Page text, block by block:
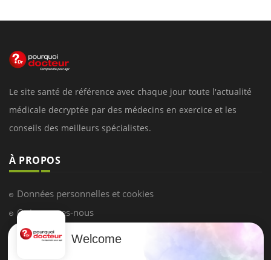
Le site santé de référence avec chaque jour toute l'actualité
médicale decryptée par des médecins en exercice et les
conseils des meilleurs spécialistes.
À PROPOS
Données personnelles et cookies
Qui sommes-nous
Conditions d'utilisation
Welcome